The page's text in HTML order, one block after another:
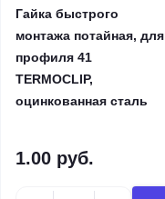
Гайка быстрого
монтажа потайная, для
профиля 41
TERMOCLIP,
оцинкованная сталь
1.00 руб.